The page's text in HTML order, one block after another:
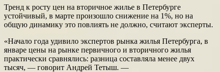
Тренд к росту цен на вторичное жилье в Петербурге
устойчивый, в марте произошло снижение на 1%, но на
общую динамику это повлиять не должно, считают эксперты.
«Начало года удивило экспертов рынка жилья Петербурга, в
январе цены на рынке первичного и вторичного жилья
практически сравнялись: разница составляла менее двух
тысяч, — говорит Андрей Тетыш. —